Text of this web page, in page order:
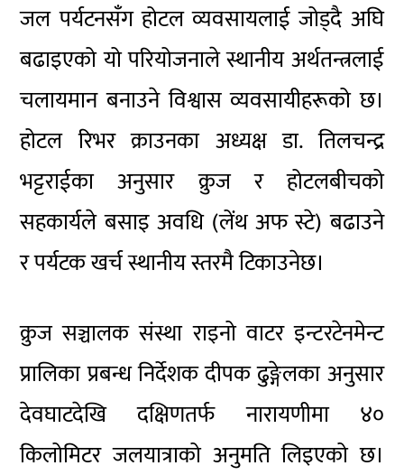
जल पर्यटनसँग होटल व्यवसायलाई जोड्दै अघि
बढाइएको यो परियोजनाले स्थानीय अर्थतन्त्रलाई
चलायमान बनाउने विश्वास व्यवसायीहरूको छ।
होटल रिभर क्राउनका अध्यक्ष डा. तिलचन्द्र
भट्टराईका अनुसार क्रुज र होटलबीचको
सहकार्यले बसाइ अवधि (लेंथ अफ स्टे) बढाउने
र पर्यटक खर्च स्थानीय स्तरमै टिकाउनेछ।
क्रुज सञ्चालक संस्था राइनो वाटर इन्टरटेनमेन्ट
प्रालिका प्रबन्ध निर्देशक दीपक ढुङ्गेलका अनुसार
देवघाटदेखि दक्षिणतर्फ नारायणीमा ४०
किलोमिटर जलयात्राको अनुमति लिइएको छ।